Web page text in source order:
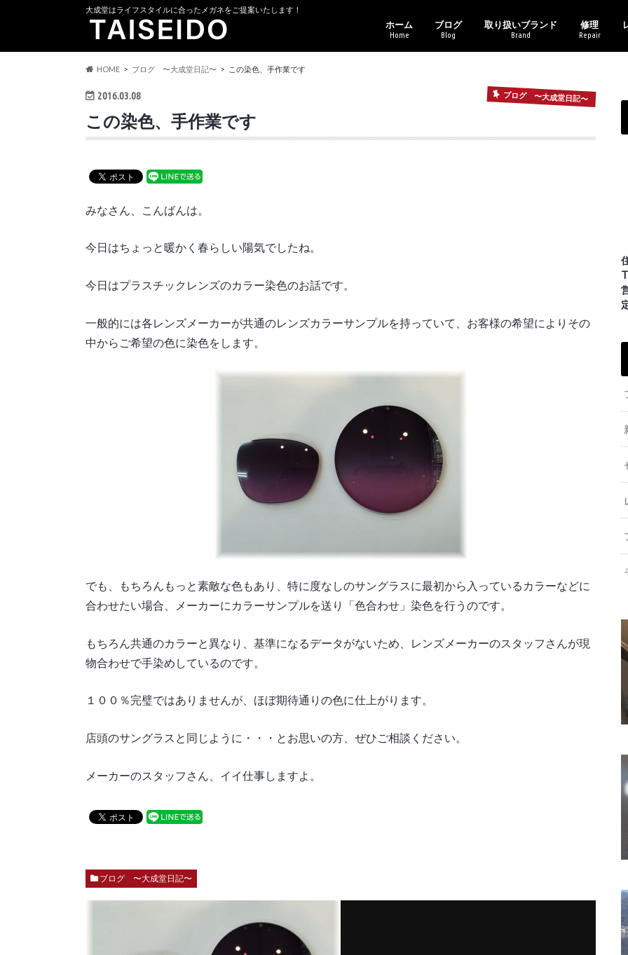
大成堂はライフスタイルに合ったメガネをご提案いたします！
ホーム
Home
ブログ
Blog
取り扱いブランド
Brand
修理
Repair
HOME ブログ 〜大成堂日記〜 この染色、手作業です
2016.03.08 ブログ 〜大成堂日記〜
この染色、手作業です
みなさん、こんばんは。
今日はちょっと暖かく春らしい陽気でしたね。
今日はプラスチックレンズのカラー染色のお話です。
一般的には各レンズメーカーが共通のレンズカラーサンプルを持っていて、お客様の希望によりその
中からご希望の色に染色をします。
でも、もちろんもっと素敵な色もあり、特に度なしのサングラスに最初から入っているカラーなどに
合わせたい場合、メーカーにカラーサンプルを送り「色合わせ」染色を行うのです。
もちろん共通のカラーと異なり、基準になるデータがないため、レンズメーカーのスタッフさんが現
物合わせで手染めしているのです。
１００％完璧ではありませんが、ほぼ期待通りの色に仕上がります。
店頭のサングラスと同じように・・・とお思いの方、ぜひご相談ください。
メーカーのスタッフさん、イイ仕事しますよ。
ブログ 〜大成堂日記〜